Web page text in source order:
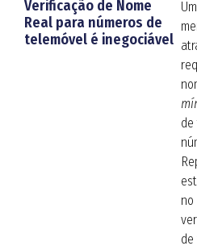
Verificação de Nome
Real para números de
telemóvel é inegociável
de
no